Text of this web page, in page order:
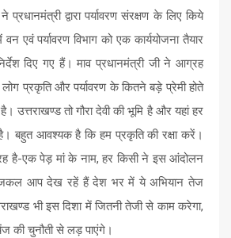
प्रधानमंत्री द्वारा पर्यावरण संरक्षण के लिए किये
एवं पर्यावरण विभाग को एक कार्ययोजना तैयार
दिए गए हैं। माव प्रधानमंत्री जी ने आग्रह
प्रकृति और पर्यावरण के कितने बड़े प्रेमी होते
उत्तराखण्ड तो गौरा देवी की भूमि है और यहां हर
बहुत आवश्यक है कि हम प्रकृति की रक्षा करें।
है-एक पेड़ मां के नाम, हर किसी ने इस आंदोलन
आप देख रहें हैं देश भर में ये अभियान तेज
भी इस दिशा में जितनी तेजी से काम करेगा,
की चुनौती से लड़ पाएंगे।